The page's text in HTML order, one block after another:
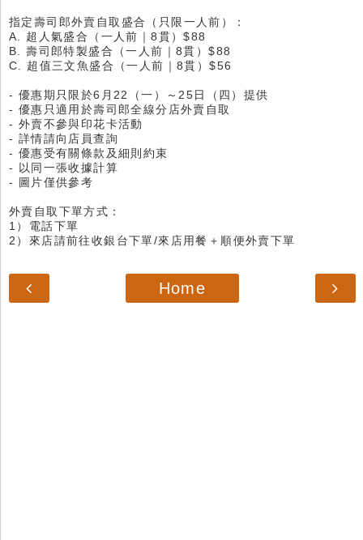
指定壽司郎外賣自取盛合（只限一人前）：
A. 超人氣盛合（一人前｜8貫）$88
B. 壽司郎特製盛合（一人前｜8貫）$88
C. 超值三文魚盛合（一人前｜8貫）$56
- 優惠期只限於6月22（一）～25日（四）提供
- 優惠只適用於壽司郎全線分店外賣自取
- 外賣不參與印花卡活動
- 詳情請向店員查詢
- 優惠受有關條款及細則約束
- 以同一張收據計算
- 圖片僅供參考
外賣自取下單方式：
1）電話下單
2）來店請前往收銀台下單/來店用餐＋順便外賣下單
Home